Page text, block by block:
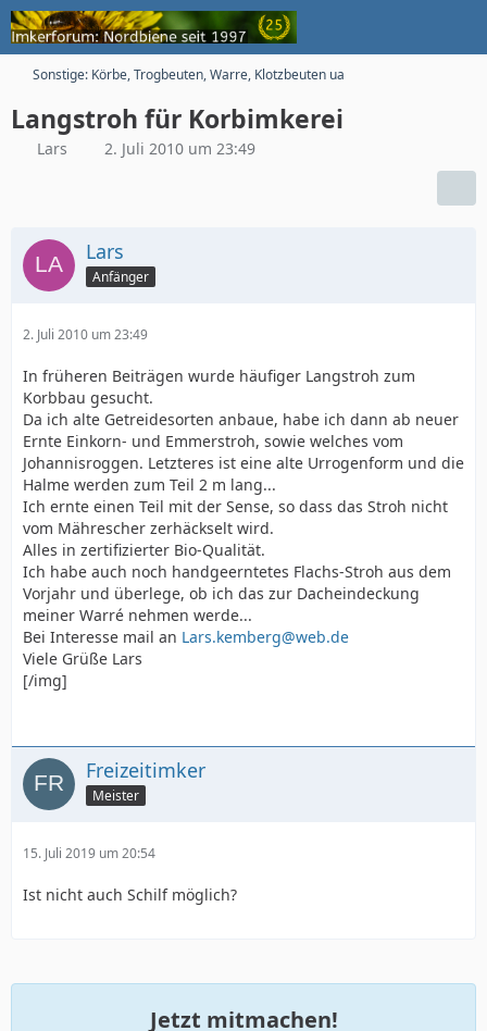
Sonstige: Körbe, Trogbeuten, Warre, Klotzbeuten ua
Langstroh für Korbimkerei
Lars 2. Juli 2010 um 23:49
Lars
Anfänger
2. Juli 2010 um 23:49
In früheren Beiträgen wurde häufiger Langstroh zum
Korbbau gesucht.
Da ich alte Getreidesorten anbaue, habe ich dann ab neuer
Ernte Einkorn- und Emmerstroh, sowie welches vom
Johannisroggen. Letzteres ist eine alte Urrogenform und die
Halme werden zum Teil 2 m lang...
Ich ernte einen Teil mit der Sense, so dass das Stroh nicht
vom Mährescher zerhäckselt wird.
Alles in zertifizierter Bio-Qualität.
Ich habe auch noch handgeerntetes Flachs-Stroh aus dem
Vorjahr und überlege, ob ich das zur Dacheindeckung
meiner Warré nehmen werde...
Bei Interesse mail an Lars.kemberg@web.de
Viele Grüße Lars
[/img]
Freizeitimker
Meister
15. Juli 2019 um 20:54
Ist nicht auch Schilf möglich?
Jetzt mitmachen!